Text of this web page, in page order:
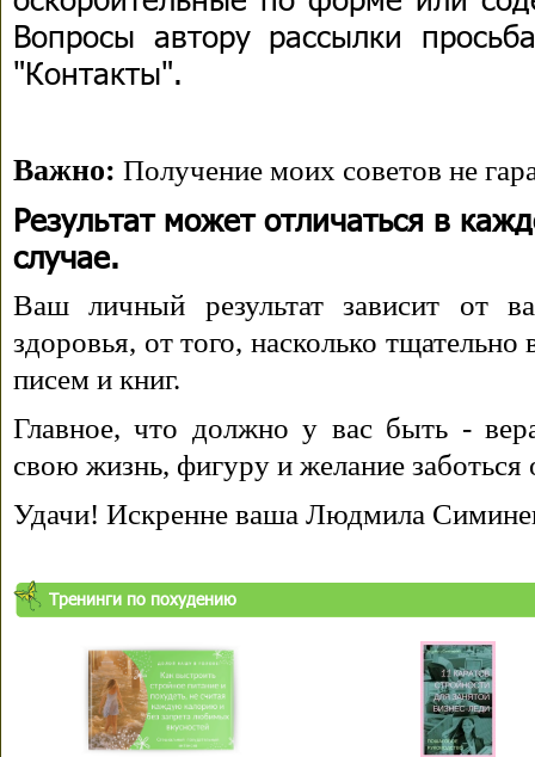
Вопросы автору рассылки
"Контакты".
Важно: Получение моих советов не
Результат может отличаться в
случае.
Ваш личный результат зависит от
здоровья, от того, насколько
писем и книг.
Главное, что должно у вас быть -
свою жизнь, фигуру и желание заботься
Удачи! Искренне ваша Людмила
Тренинги по похудению